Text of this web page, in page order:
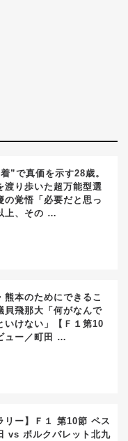
”で真価を示す28歳。
渡り歩いた超万能型選
の覚悟「必要だと思っ
上、その …
熊本のためにできるこ
貝飛那大「何がなんで
いけない」【Ｆ１第10
ュー／町田 …
リー】Ｆ１ 第10節 ペス
vs ボルクバレット北九